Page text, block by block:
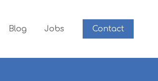
Blog Jobs Contact